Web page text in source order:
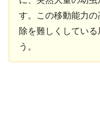
す。この移動能力
除を難しくしてい
う。